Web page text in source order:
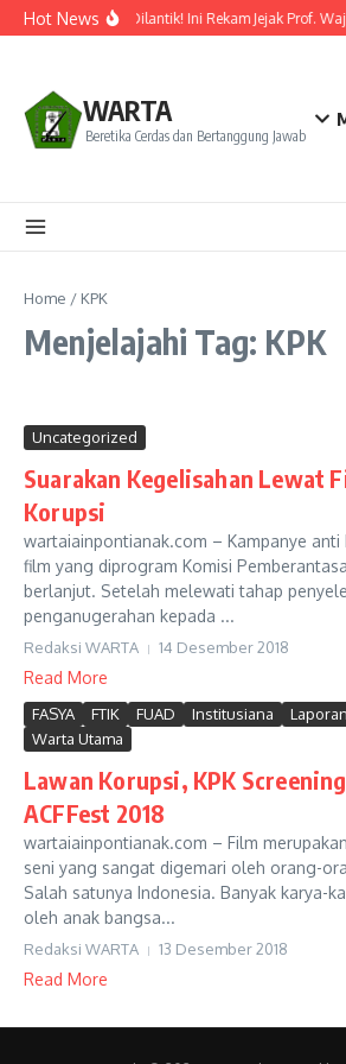
Lewati ke konten
Hot NewsResmi Dilantik! Ini Rekam Jejak Prof.
WARTA
Beretika Cerdas dan Bertanggung Jawab
Home / KPK
Menjelajahi Tag: KPK
Uncategorized
Suarakan Kegelisahan Lewat
Korupsi
wartaiainpontianak.com – Kampanye
film yang diprogram Komisi
berlanjut. Setelah melewati tahap
penganugerahan kepada ...
Redaksi WARTA 14 Desember 2018
Read More
FASYA FTIK FUAD Institusiana
Warta Utama
Lawan Korupsi, KPK
ACFFest 2018
wartaiainpontianak.com – Film
seni yang sangat digemari oleh orang-
Salah satunya Indonesia. Banyak karya-
oleh anak bangsa...
Redaksi WARTA 13 Desember 2018
Read More